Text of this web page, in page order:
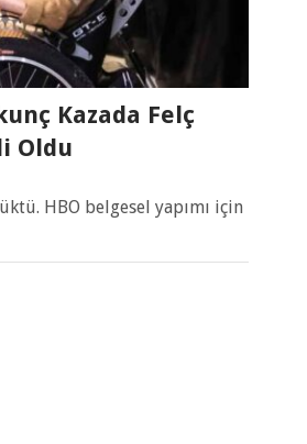
Kazada Felç
Oldu
HBO belgesel yapımı için